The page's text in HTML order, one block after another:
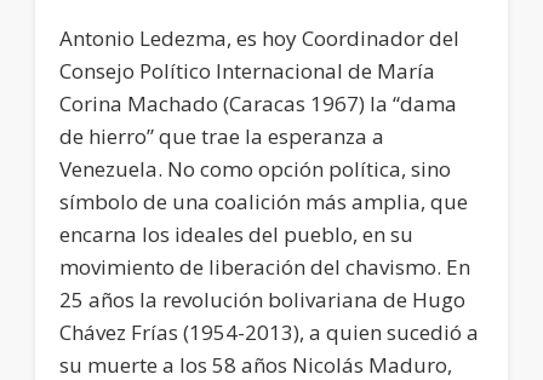
Antonio Ledezma, es hoy Coordinador del
Consejo Político Internacional de María
Corina Machado (Caracas 1967) la “dama
de hierro” que trae la esperanza a
Venezuela. No como opción política, sino
símbolo de una coalición más amplia, que
encarna los ideales del pueblo, en su
movimiento de liberación del chavismo. En
25 años la revolución bolivariana de Hugo
Chávez Frías (1954-2013), a quien sucedió a
su muerte a los 58 años Nicolás Maduro,